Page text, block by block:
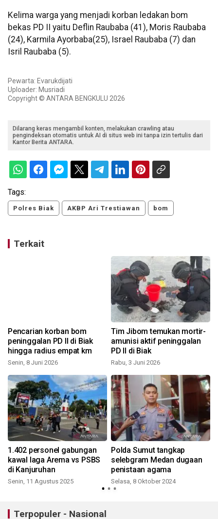
Kelima warga yang menjadi korban ledakan bom
bekas PD II yaitu Deflin Raubaba (41), Moris Raubaba
(24), Karmila Ayorbaba(25), Israel Raubaba (7) dan
Isril Raubaba (5).
Pewarta: Evarukdijati
Uploader: Musriadi
Copyright © ANTARA BENGKULU 2026
Dilarang keras mengambil konten, melakukan crawling atau
pengindeksan otomatis untuk AI di situs web ini tanpa izin tertulis dari
Kantor Berita ANTARA.
Tags:
Polres Biak AKBP Ari Trestiawan bom
Terkait
Pencarian korban bom
peninggalan PD II di Biak
hingga radius empat km
Senin, 8 Juni 2026
Tim Jibom temukan mortir-
amunisi aktif peninggalan
PD II di Biak
Rabu, 3 Juni 2026
1.402 personel gabungan
kawal laga Arema vs PSBS
di Kanjuruhan
Senin, 11 Agustus 2025
Polda Sumut tangkap
selebgram Medan dugaan
penistaan agama
Selasa, 8 Oktober 2024
Terpopuler - Nasional